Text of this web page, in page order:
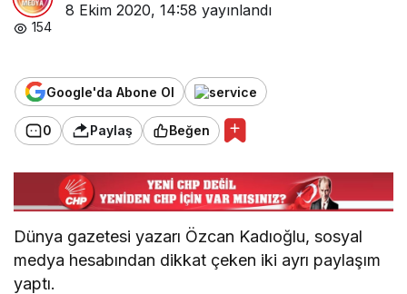
8 Ekim 2020, 14:58 yayınlandı
154
Google'da Abone Ol
0 Paylaş Beğen
Dünya gazetesi yazarı Özcan Kadıoğlu, sosyal
medya hesabından dikkat çeken iki ayrı paylaşım
yaptı.